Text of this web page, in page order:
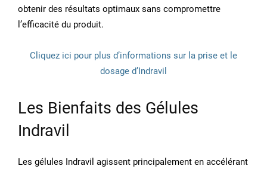
obtenir des résultats optimaux sans compromettre
l’efficacité du produit.
Cliquez ici pour plus d’informations sur la prise et le
dosage d’Indravil
Les Bienfaits des Gélules
Indravil
Les gélules Indravil agissent principalement en accélérant